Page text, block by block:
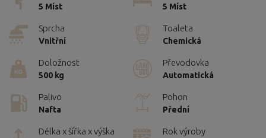
5 Míst 5 Míst
Sprcha
Vnitřní
Toaleta
Chemická
Doložnost
500 kg
Převodovka
Automatická
Palivo
Nafta
Pohon
Přední
Délka x šířka x výška Rok výroby